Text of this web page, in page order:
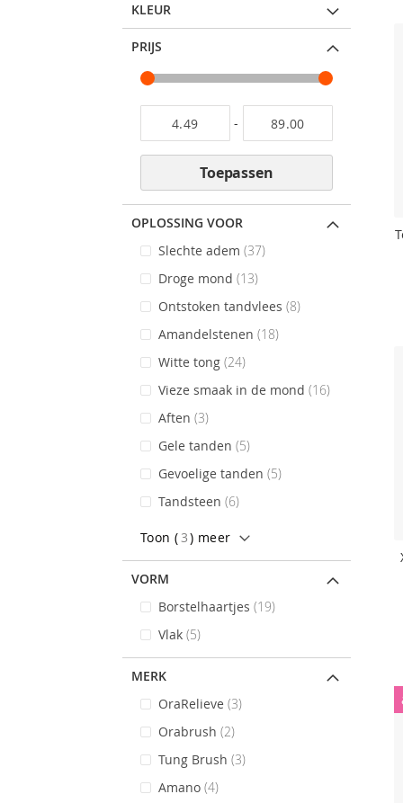
KLEUR
PRIJS
-
Toepassen
OPLOSSING VOOR
Slechte adem 37
items
Droge mond 13
items
Ontstoken tandvlees 8
items
Amandelstenen 18
items
Witte tong 24
items
Vieze smaak in de mond 16
items
Aften 3
items
Gele tanden 5
items
Gevoelige tanden 5
items
Tandsteen 6
items
Toon (3) meer
VORM
Borstelhaartjes 19
items
Vlak 5
items
MERK
OraRelieve 3
items
Orabrush 2
items
Tung Brush 3
items
Amano 4
items